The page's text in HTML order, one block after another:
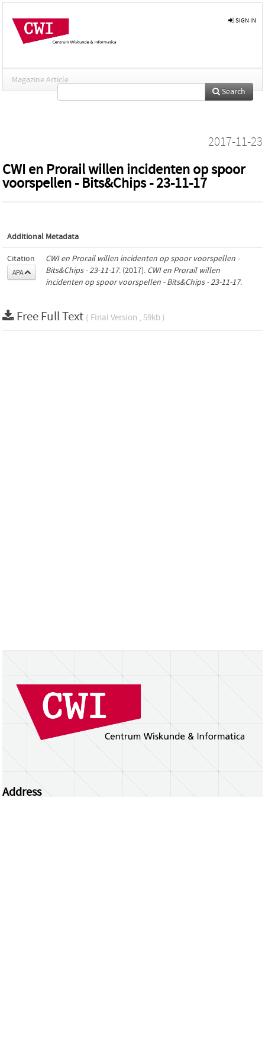
SIGN IN
Magazine Article
Search
2017-11-23
CWI en Prorail willen incidenten op spoor
voorspellen - Bits&Chips - 23-11-17
Additional Metadata
Citation
APA
CWI en Prorail willen incidenten op spoor voorspellen -
Bits&Chips - 23-11-17. (2017). CWI en Prorail willen
incidenten op spoor voorspellen - Bits&Chips - 23-11-17.
Free Full Text ( Final Version , 59kb )
Address